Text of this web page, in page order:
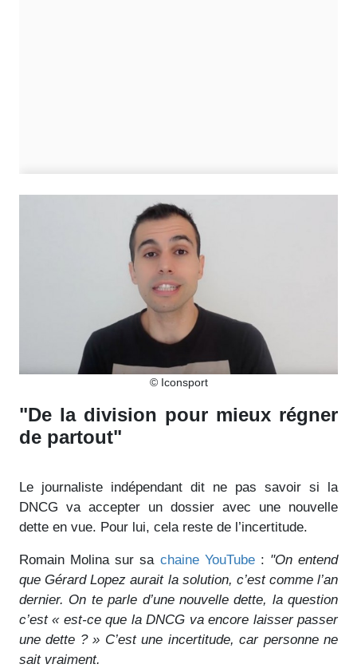
© Iconsport
"De la division pour mieux régner
de partout"
Le journaliste indépendant dit ne pas savoir si la
DNCG va accepter un dossier avec une nouvelle
dette en vue. Pour lui, cela reste de l’incertitude.
Romain Molina sur sa chaine YouTube: "On entend
que Gérard Lopez aurait la solution, c’est comme l’an
dernier. On te parle d’une nouvelle dette, la question
c’est « est-ce que la DNCG va encore laisser passer
une dette ? » C’est une incertitude, car personne ne
sait vraiment.